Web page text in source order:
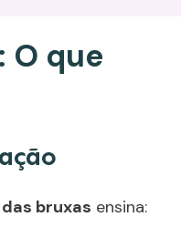
O que
bruxas ensina: